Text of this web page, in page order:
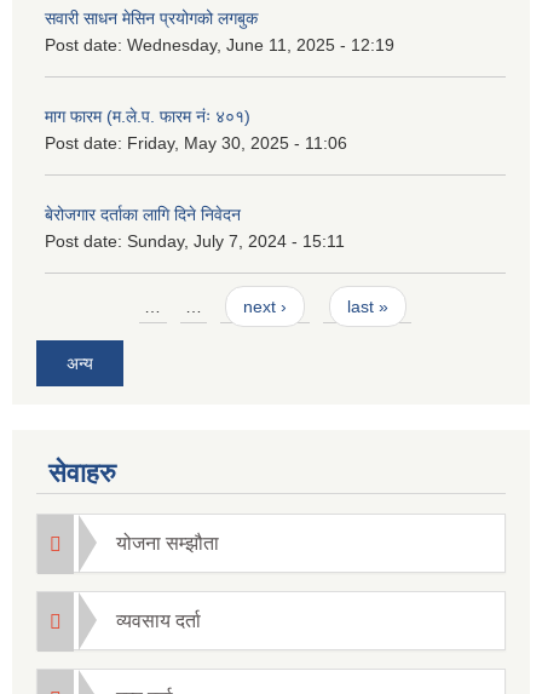
सवारी साधन मेसिन प्रयोगको लगबुक
Post date: Wednesday, June 11, 2025 - 12:19
माग फारम (म.ले.प. फारम नंः ४०१)
Post date: Friday, May 30, 2025 - 11:06
बेरोजगार दर्ताका लागि दिने निवेदन
Post date: Sunday, July 7, 2024 - 15:11
… … next › last »
अन्य
सेवाहरु
योजना सम्झौता
व्यवसाय दर्ता